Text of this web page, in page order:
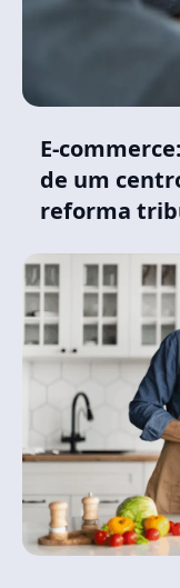
E-
de um
reforma